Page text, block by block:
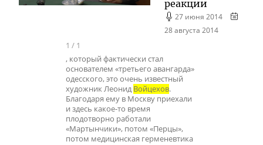
реакции
27 июня 2014
28 августа 2014
1 / 1
, который фактически стал
основателем «третьего авангарда»
одесского, это очень известный
художник Леонид Войцехов.
Благодаря ему в Москву приехали
и здесь какое-то время
плодотворно работали
«Мартынчики», потом «Перцы»,
потом медицинская герменевтика